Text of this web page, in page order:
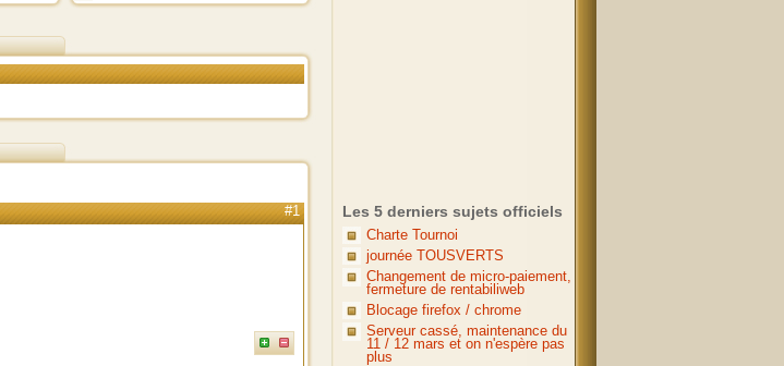
#1 Les 5 derniers sujets officiels
Charte Tournoi
journée TOUSVERTS
Changement de micro-paiement,
fermeture de rentabiliweb
Blocage firefox / chrome
Serveur cassé, maintenance du
11 / 12 mars et on n'espère pas
plus